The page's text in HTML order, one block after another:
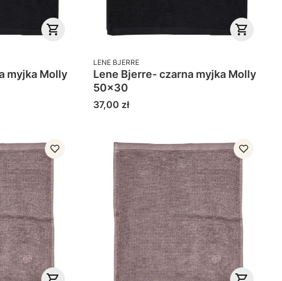
Molly
PRODUCENT
LENE BJERRE
Lene Bjerre- czarna myjka Molly
50x30
Cena
37,00 zł